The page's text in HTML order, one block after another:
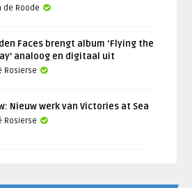
de Roode
Faces brengt album ‘Flying the
analoog en digitaal uit
Rosierse
Nieuw werk van Victories at Sea
Rosierse